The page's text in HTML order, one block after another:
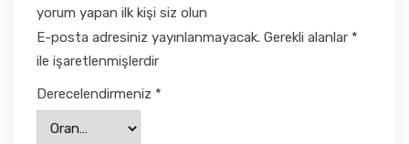
yorum yapan ilk kişi siz olun
E-posta adresiniz yayınlanmayacak. Gerekli alanlar *
ile işaretlenmişlerdir
Derecelendirmeniz *